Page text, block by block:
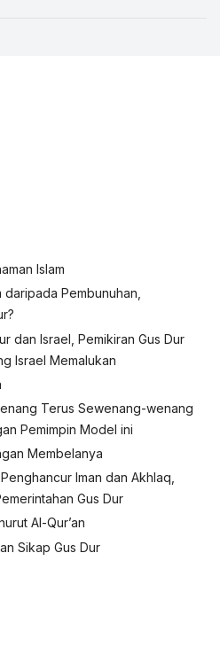
Islam
Pembunuhan,
dan Israel, Pemikiran Gus Dur
Israel Memalukan
Terus Sewenang-wenang
Pemimpin Model ini
Membelanya
Iman dan Akhlaq,
Gus Dur
Al-Qur’an
Sikap Gus Dur